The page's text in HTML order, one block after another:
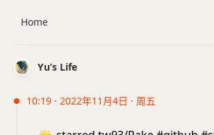
Yu’s Life
10:19 · 2022年11月4日 · 周五
Home